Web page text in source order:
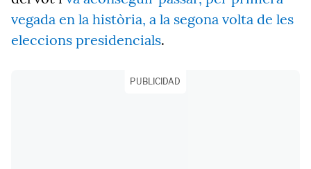
vegada en la història, a la segona volta de les
eleccions presidencials.
PUBLICIDAD